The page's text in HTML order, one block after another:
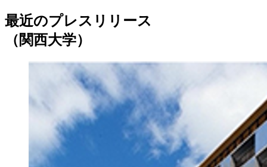
最近のプレスリリース
（関西大学）